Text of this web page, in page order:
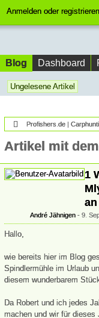
Anmelden oder registrieren
Blog Dashboard
Ungelesene Artikel
Profishers.de |
Artikel mit
1
André Jähnigen 9.
Hallo,
wie bereits hier im Blog
Spindlermühle im Urlaub
diesem wunderbarem
Da Robert und ich jedes
machen und wir für